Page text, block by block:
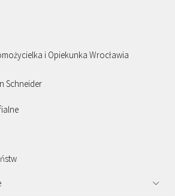
i Opiekunka Wrocławia
Schneider